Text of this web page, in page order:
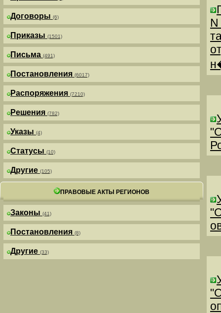
Договоры (6)
Приказы (1501)
Письма (491)
Постановления (6017)
Распоряжения (7210)
Решения (782)
Указы (4)
Статусы (10)
Другие (105)
ПРАВОВЫЕ АКТЫ РЕГИОНОВ
Законы (41)
Постановления (8)
Другие (33)